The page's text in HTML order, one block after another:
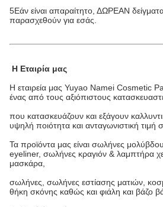
5Εάν είναι απαραίτητο, ΔΩΡΕΑΝ
παρασχεθούν για εσάς.
Η Εταιρία μας
Η εταιρεία μας Yuyao Namei Cosmetic
ένας από τους αξιόπιστους
που κατασκευάζουν και εξάγουν
υψηλή ποιότητα και ανταγωνιστική τιμή
Τα προϊόντα μας είναι σωλήνες
eyeliner, σωλήνες κραγιόν & λαμπτήρα
μασκάρα,
σωλήνες, σωλήνες εστίασης ματιών,
θήκη σκόνης καθώς και φιάλη και βάζο